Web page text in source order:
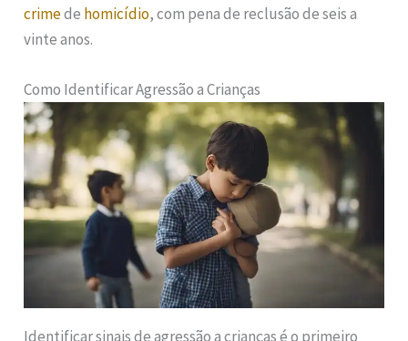
crimede homicídio, com pena de reclusão de seis a
vinte anos.
Como Identificar Agressão a Crianças
Identificar sinais de agressão a crianças é o primeiro